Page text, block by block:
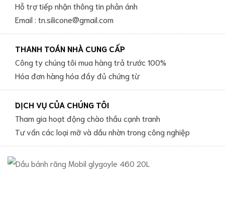
Hỗ trợ tiếp nhận thông tin phản ánh
Email : tn.silicone@gmail.com
THANH TOÁN NHÀ CUNG CẤP
Công ty chúng tôi mua hàng trả trước 100%
Hóa đơn hàng hóa đầy đủ chứng từ
DỊCH VỤ CỦA CHÚNG TÔI
Tham gia hoạt động chào thầu cạnh tranh
Tư vấn các loại mỡ và dầu nhờn trong công nghiệp